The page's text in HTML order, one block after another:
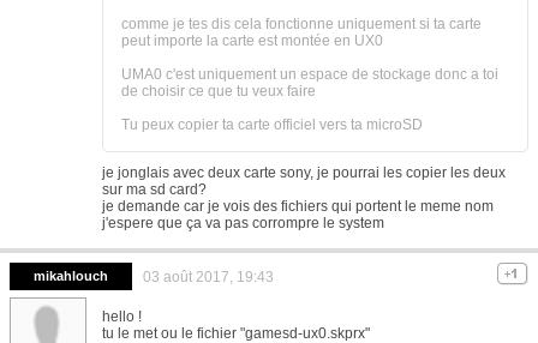
comme je tes dis cela fonctionne uniquement si ta carte
peut importe la carte est montée en UX0
UMA0 c'est uniquement un espace de stockage donc a toi
de choisir ce que tu veux faire
Tu peux copier ta carte officiel vers ta microSD
je jonglais avec deux carte sony, je pourrai les copier les deux
sur ma sd card?
je demande car je vois des fichiers qui portent le meme nom
j'espere que ça va pas corrompre le system
mikahlouch 03 août 2017, 19:43
hello !
tu le met ou le fichier "gamesd-ux0.skprx"